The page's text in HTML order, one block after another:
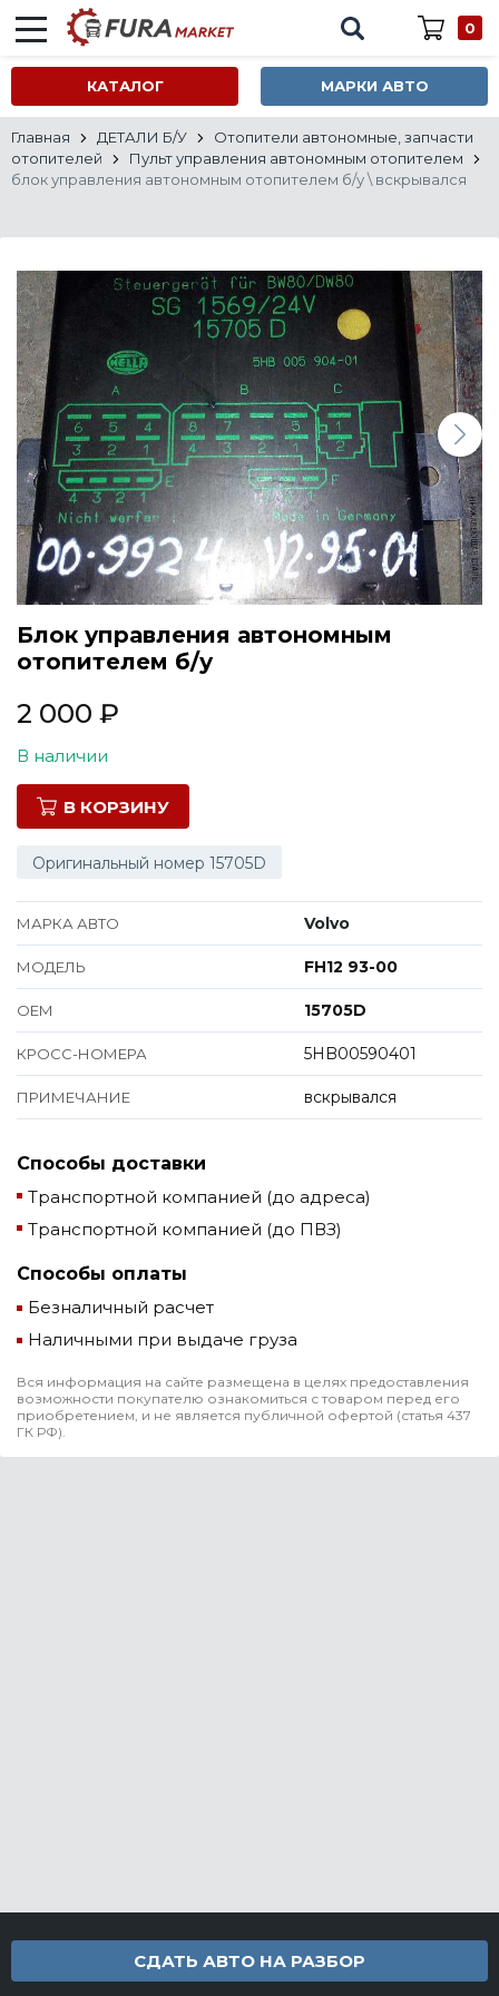
0
КАТАЛОГ МАРКИ АВТО
Все марки
Главная ДЕТАЛИ Б/У
Отопители автономные, запчасти
отопителей
Пульт управления автономным отопителем
блок управления автономным отопителем б/у \ вскрывался
Блок управления автономным
отопителем б/у
2 000 ₽
В наличии
В КОРЗИНУ
Оригинальный номер 15705D
МАРКА АВТО Volvo
МОДЕЛЬ FH12 93-00
ОЕМ 15705D
КРОСС-НОМЕРА 5HB00590401
ПРИМЕЧАНИЕ вскрывался
Способы доставки
Транспортной компанией (до адреса)
Транспортной компанией (до ПВЗ)
Способы оплаты
Безналичный расчет
Наличными при выдаче груза
Вся информация на сайте размещена в целях предоставления
возможности покупателю ознакомиться с товаром перед его
приобретением, и не является публичной офертой (статья 437
ГК РФ).
СДАТЬ АВТО НА РАЗБОР